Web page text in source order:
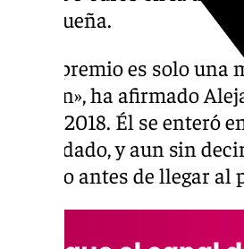
malagueña.
«Este premio es solo
me dan», ha afirmado
desde 2018. Él se enteró
había dado, y aun sin
incluso antes de llegar al